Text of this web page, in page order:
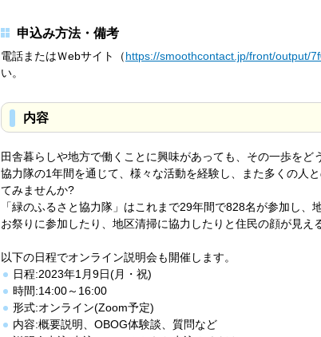
申込み方法・備考
電話またはＷebサイト（https://smoothcontact.jp/front/output/
い。
内容
田舎暮らしや地方で働くことに興味があっても、その一歩をど
協力隊の1年間を通じて、様々な活動を経験し、また多くの人
てみませんか?
「緑のふるさと協力隊」はこれまで29年間で828名が参加し
お祭りに参加したり、地区清掃に協力したりと住民の顔が見え
以下の日程でオンライン説明会も開催します。
日程:2023年1月9日(月・祝)
時間:14:00～16:00
形式:オンライン(Zoom予定)
内容:概要説明、OBOG体験談、質問など